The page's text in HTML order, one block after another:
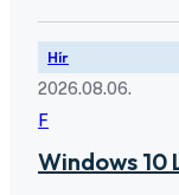
Hír
2026.08.06.
F
Windows 10